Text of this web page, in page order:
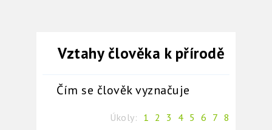
Vztahy člověka k přírodě
Čím se člověk vyznačuje
Úkoly: 1 2 3 4 5 6 7 8